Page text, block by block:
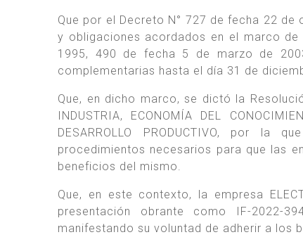
Que por el Decreto N° 727 de fecha 22
y obligaciones acordados en el marco
1995, 490 de fecha 5 de marzo de
complementarias hasta el día 31 de
Que, en dicho marco, se dictó la
INDUSTRIA, ECONOMÍA DEL
DESARROLLO PRODUCTIVO, por
procedimientos necesarios para que las
beneficios del mismo.
Que, en este contexto, la empresa
presentación obrante como IF-2022-
manifestando su voluntad de adherir a los